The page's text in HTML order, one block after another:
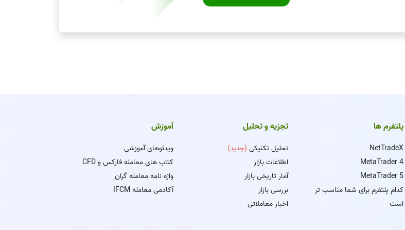
پلتفرم ها
NetTradeX
MetaTrader 4
MetaTrader 5
کدام پلتفرم برای شما مناسب تر
است
تجزیه و تحلیل
تحلیل تکنیکی(جدید)
اطلاعات بازار
آمار تاریخی بازار
بررسی بازار
اخبار معاملاتی
آموزش
ویدئوهای آموزشی
کتاب های معامله فارکس و CFD
واژه نامه معامله گران
آکادمی معامله IFCM